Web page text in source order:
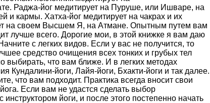
Раджа-йог медитирует на Пуруше, или Ишваре, на
и кармы. Хатха-йог медитирует на чакрах и их
на своем Высшем Я, на Атмане. Опытным путем вам
лучше всего. Дорогие мои, в этой книжке я вам даю
с легких видов. Если у вас не получится, то
средство очищения всех тонких и грубых тел
выбирать, что вам ближе. И в легких методах
Кундалини-йоги, Лайя-йоги, Бхакти-йоги и так далее.
что вам подходит. Практика всегда вносит свои
Если вам не удастся сделать выбор
йоги, и после этого постепенно начать